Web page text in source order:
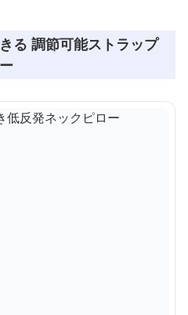
る 調節可能ストラップ